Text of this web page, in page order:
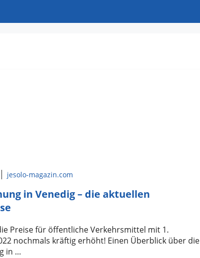
jesolo-magazin.com
in Venedig – die aktuellen
Preise für öffentliche Verkehrsmittel mit 1.
nochmals kräftig erhöht! Einen Überblick über die
in …